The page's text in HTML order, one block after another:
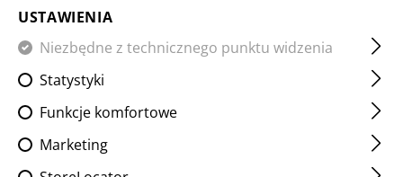
USTAWIENIA
Niezbędne z technicznego punktu widzenia
Statystyki
Funkcje komfortowe
Marketing